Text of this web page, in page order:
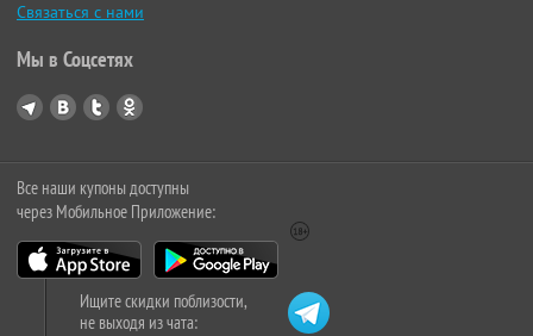
Связаться с нами
Мы в Соцсетях
Все наши купоны доступны
через Мобильное Приложение:
Ищите скидки поблизости,
не выходя из чата: